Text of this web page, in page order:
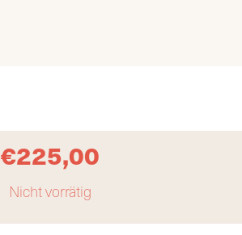
€225,00
Nicht vorrätig